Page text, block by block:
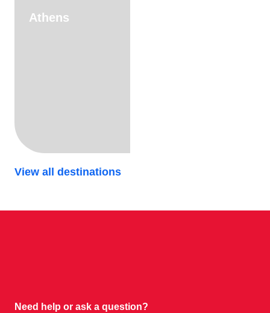
Athens
View all destinations
Need help or ask a question?